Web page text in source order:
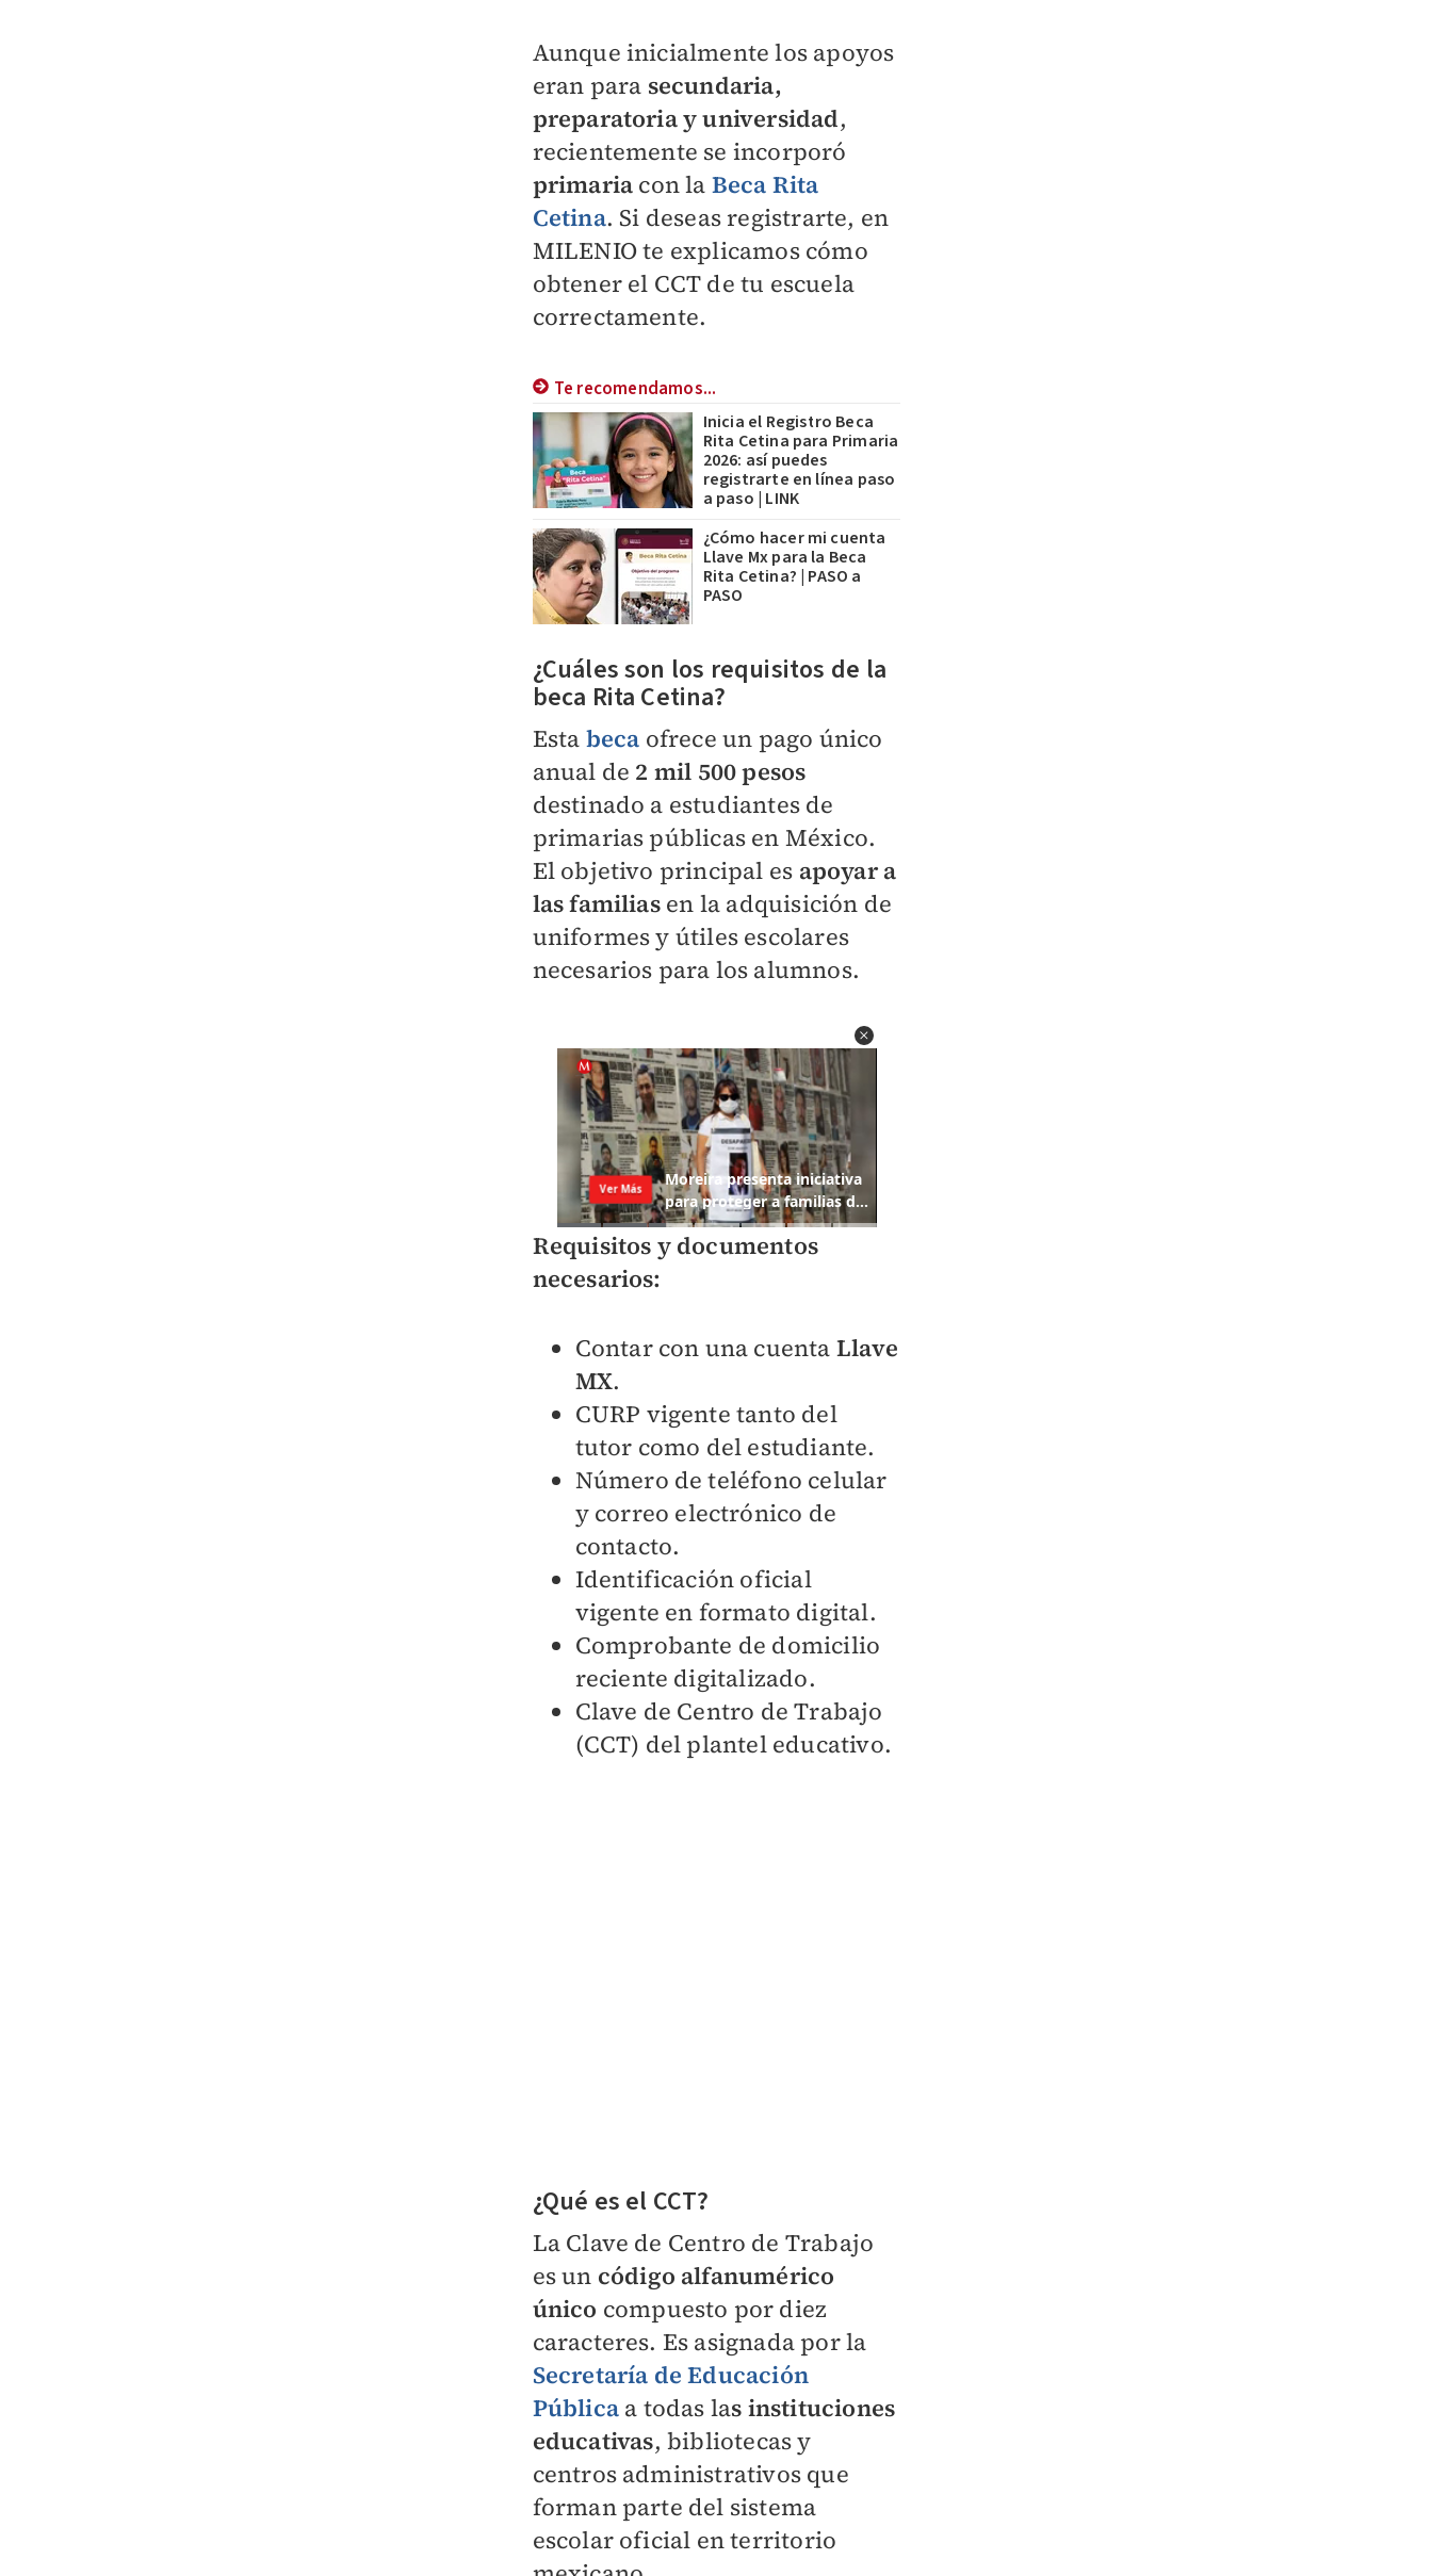
Aunque inicialmente los apoyos
eran para secundaria,
preparatoria y universidad,
recientemente se incorporó
primaria con la Beca Rita
Cetina. Si deseas registrarte, en
MILENIOte explicamos cómo
obtener el CCT de tu escuela
correctamente.
Te recomendamos...
Inicia el Registro Beca
Rita Cetina para Primaria
2026: así puedes
registrarte en línea paso
a paso | LINK
¿Cómo hacer mi cuenta
Llave Mx para la Beca
Rita Cetina? | PASO a
PASO
¿Cuáles son los requisitos de la
beca Rita Cetina?
Esta beca ofrece un pago único
anual de 2 mil 500 pesos
destinado a estudiantes de
primarias públicas en México.
El objetivo principal es apoyar a
las familias en la adquisición de
uniformes y útiles escolares
necesarios para los alumnos.
Requisitos y documentos
necesarios:
Contar con una cuenta Llave
MX.
CURP vigente tanto del
tutor como del estudiante.
Número de teléfono celular
y correo electrónico de
contacto.
Identificación oficial
vigente en formato digital.
Comprobante de domicilio
reciente digitalizado.
Clave de Centro de Trabajo
(CCT) del plantel educativo.
¿Qué es el CCT?
La Clave de Centro de Trabajo
es un código alfanumérico
único compuesto por diez
caracteres. Es asignada por la
Secretaría de Educación
Públicaa todas las instituciones
educativas, bibliotecas y
centros administrativos que
forman parte del sistema
escolar oficial en territorio